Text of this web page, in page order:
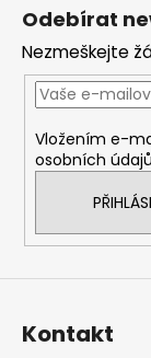
Odebírat
Nezmeškejte
Vložením e-
osobních údajů
Kontakt